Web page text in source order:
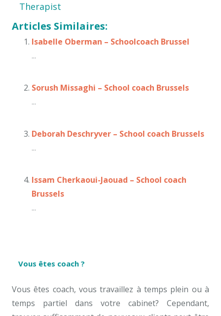
Therapist
Articles Similaires:
Isabelle Oberman – Schoolcoach Brussel
...
Sorush Missaghi – School coach Brussels
...
Deborah Deschryver – School coach Brussels
...
Issam Cherkaoui-Jaouad – School coach
Brussels
...
Vous êtes coach ?
Vous êtes coach, vous travaillez à temps plein ou à
temps partiel dans votre cabinet? Cependant,